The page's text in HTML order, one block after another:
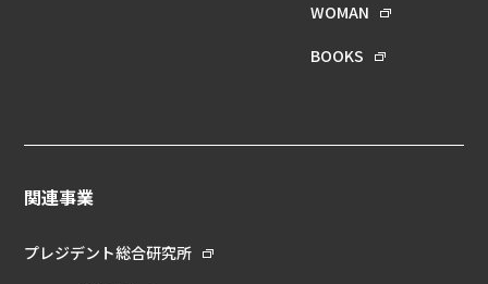
WOMAN
BOOKS
関連事業
プレジデント総合研究所